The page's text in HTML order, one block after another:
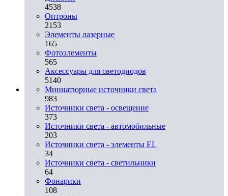
4538
Оптроны
2153
Элементы лазерные
165
Фотоэлементы
565
Аксессуары для светодиодов
5140
Миниатюрные источники света
983
Источники света - освещение
373
Источники света - автомобильные
203
Источники света - элементы EL
34
Источники света - светильники
64
Фонарики
108